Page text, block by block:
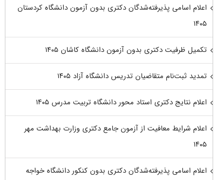
اعلام اسامی پذیرفته‌شدگان دکتری بدون آزمون دانشگاه کردستان
۱۴۰۵
تکمیل ظرفیت دکتری بدون آزمون دانشگاه کاشان ۱۴۰۵
تمدید ثبت‌نام متقاضیان تدریس دانشگاه آزاد ۱۴۰۵
اعلام نتایج دکتری استاد محور دانشگاه تربیت مدرس ۱۴۰۵
اعلام شرایط معافیت از آزمون جامع دکتری وزارت بهداشت مهر
۱۴۰۵
اعلام اسامی پذیرفته‌شدگان دکتری بدون کنکور دانشگاه خواجه